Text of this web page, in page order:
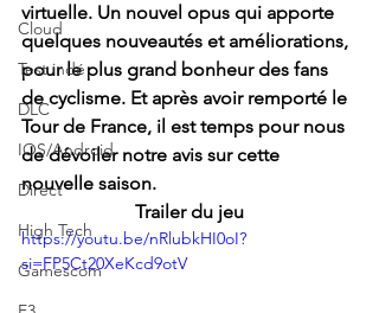
Cloud
Test indé
DLC
IOS/Android
Direct
High Tech
Gamescom
virtuelle. Un nouvel opus qui apporte
quelques nouveautés et améliorations,
pour le plus grand bonheur des fans
de cyclisme. Et après avoir remporté le
Tour de France, il est temps pour nous
de dévoiler notre avis sur cette
nouvelle saison.
Trailer du jeu
https://youtu.be/nRlubkHI0oI?
si=FP5Ct20XeKcd9otV